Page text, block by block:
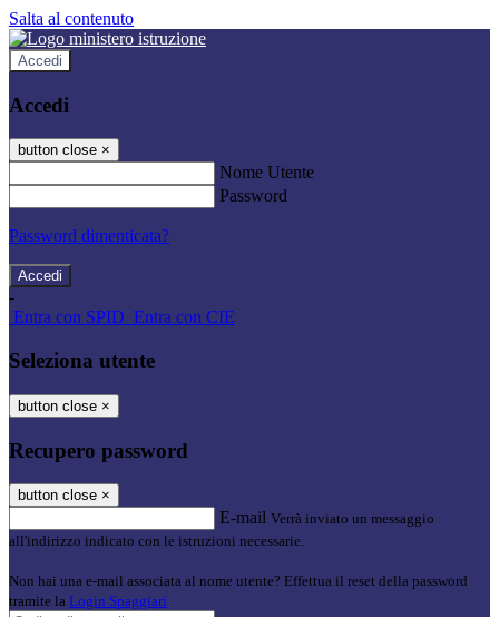
Salta al contenuto
Accedi
Accedi
button close ×
Nome Utente
Password
Password dimenticata?
-
Entra con SPID Entra con CIE
Seleziona utente
button close ×
Recupero password
button close ×
E-mail Verrà inviato un messaggio
all'indirizzo indicato con le istruzioni necessarie.
Non hai una e-mail associata al nome utente? Effettua il reset della password
tramite la Login Spaggiari